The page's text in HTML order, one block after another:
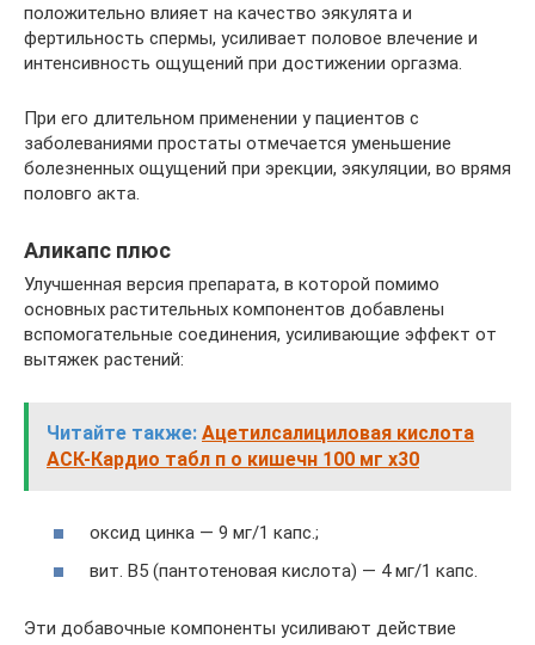
положительно влияет на качество эякулята и
фертильность спермы, усиливает половое влечение и
интенсивность ощущений при достижении оргазма.
При его длительном применении у пациентов с
заболеваниями простаты отмечается уменьшение
болезненных ощущений при эрекции, эякуляции, во врямя
половго акта.
Аликапс плюс
Улучшенная версия препарата, в которой помимо
основных растительных компонентов добавлены
вспомогательные соединения, усиливающие эффект от
вытяжек растений:
Читайте также: Ацетилсалициловая кислота
АСК-Кардио табл п о кишечн 100 мг x30
оксид цинка — 9 мг/1 капс.;
вит. В5 (пантотеновая кислота) — 4 мг/1 капс.
Эти добавочные компоненты усиливают действие